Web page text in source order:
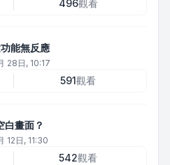
496觀看
能無反應
28日, 10:17
591觀看
白畫面？
12日, 11:30
542觀看